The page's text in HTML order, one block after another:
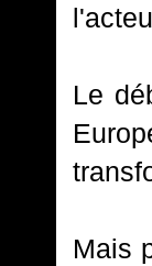
Le
Mais